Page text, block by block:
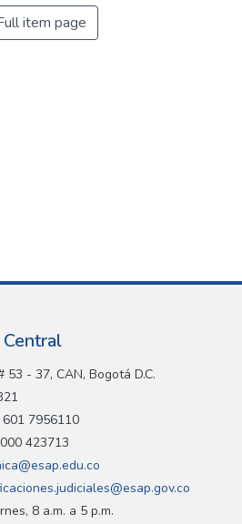
item page
53 - 37, CAN, Bogotá D.C.
7956110
423713
8 a.m. a 5 p.m.